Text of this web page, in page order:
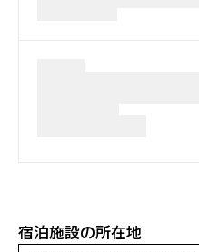
宿泊施設の所在地